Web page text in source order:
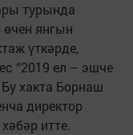
турында
янгын
үткәрде,
“2019 ел – эшче
хакта Борнаш
директор
итте.